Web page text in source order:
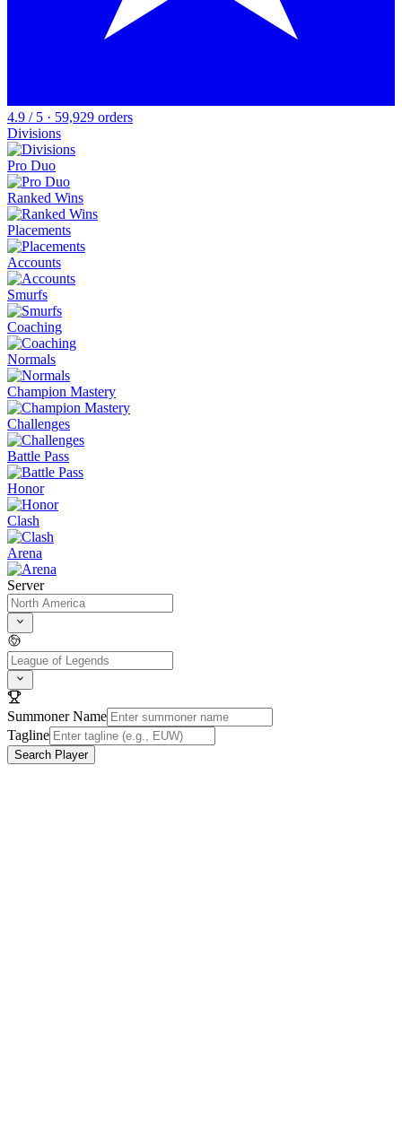
4.9 / 5 · 59,929 orders
Divisions
Pro Duo
Ranked Wins
Placements
Accounts
Smurfs
Coaching
Normals
Champion Mastery
Challenges
Battle Pass
Honor
Clash
Arena
Server
Summoner Name
Tagline
Search Player